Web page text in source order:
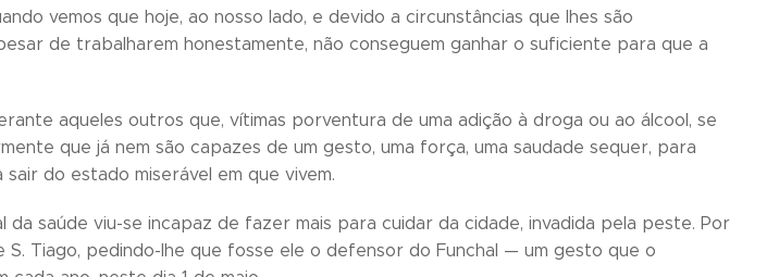
vemos que hoje, ao nosso lado, e devido a circunstâncias que lhes são
de trabalharem honestamente, não conseguem ganhar o suficiente para que a
aqueles outros que, vítimas porventura de uma adição à droga ou ao álcool, se
que já nem são capazes de um gesto, uma força, uma saudade sequer, para
do estado miserável em que vivem.
da saúde viu-se incapaz de fazer mais para cuidar da cidade, invadida pela peste. Por
S. Tiago, pedindo-lhe que fosse ele o defensor do Funchal — um gesto que o